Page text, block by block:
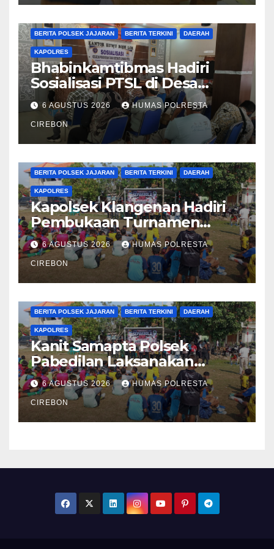
BERITA POLSEK JAJARAN BERITA TERKINI DAERAH
KAPOLRES
Bhabinkamtibmas Hadiri
Sosialisasi PTSL di Desa
Bodelor, Edukasi Kamtibmas
dan Layanan 110 Turut
Disampaikan kepada Warga
6 AGUSTUS 2026 HUMAS POLRESTA
CIREBON
BERITA POLSEK JAJARAN BERITA TERKINI DAERAH
KAPOLRES
Kapolsek Klangenan Hadiri
Pembukaan Turnamen
Sepak Bola Mini U12 Se-
Kecamatan Jamblang
6 AGUSTUS 2026 HUMAS POLRESTA
CIREBON
BERITA POLSEK JAJARAN BERITA TERKINI DAERAH
KAPOLRES
Kanit Samapta Polsek
Pabedilan Laksanakan
Patroli Dialogis di
Minimarket, Cegah
Gangguan Kamtibmas
6 AGUSTUS 2026 HUMAS POLRESTA
CIREBON